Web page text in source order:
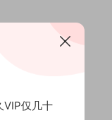
VIP仅几十